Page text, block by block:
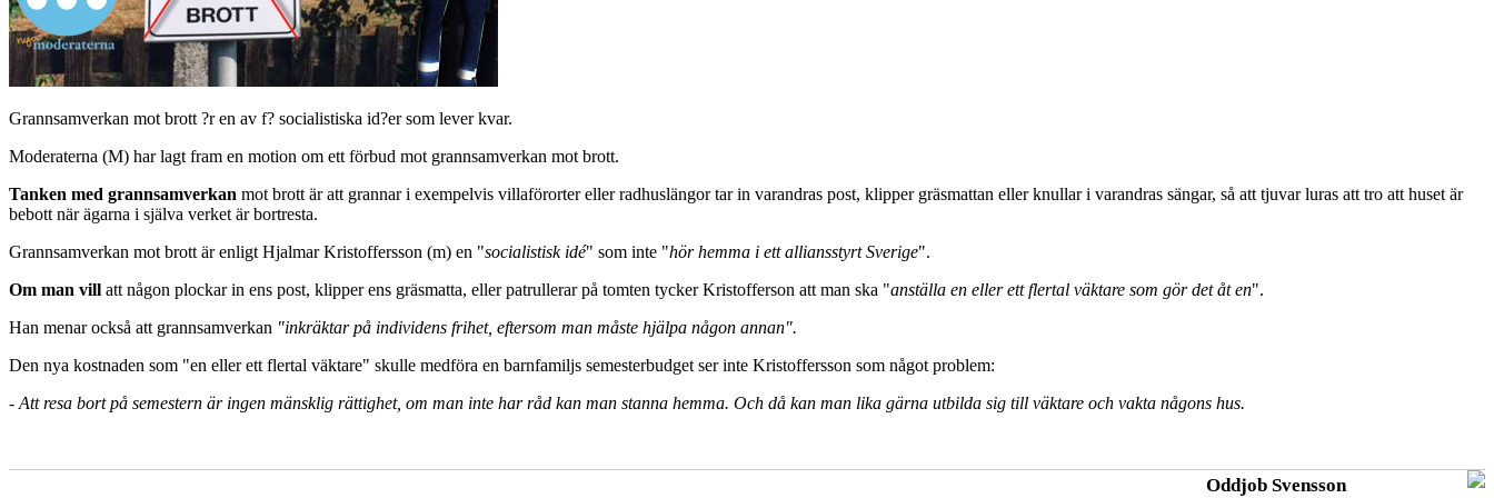
Grannsamverkan mot brott ?r en av f? socialistiska id?er som lever kvar.
Moderaterna (M) har lagt fram en motion om ett förbud mot grannsamverkan mot brott.
Tanken med grannsamverkan mot brott är att grannar i exempelvis villaförorter eller radhuslängor tar in varandras post, klipper gräsmattan eller knullar i varandras sängar, så att tjuvar luras att tro att huset är
bebott när ägarna i själva verket är bortresta.
Grannsamverkan mot brott är enligt Hjalmar Kristoffersson (m) en "socialistisk idé" som inte "hör hemma i ett alliansstyrt Sverige".
Om man vill att någon plockar in ens post, klipper ens gräsmatta, eller patrullerar på tomten tycker Kristofferson att man ska "anställa en eller ett flertal väktare som gör det åt en".
Han menar också att grannsamverkan "inkräktar på individens frihet, eftersom man måste hjälpa någon annan".
Den nya kostnaden som "en eller ett flertal väktare" skulle medföra en barnfamiljs semesterbudget ser inte Kristoffersson som något problem:
- Att resa bort på semestern är ingen mänsklig rättighet, om man inte har råd kan man stanna hemma. Och då kan man lika gärna utbilda sig till väktare och vakta någons hus.
Oddjob Svensson